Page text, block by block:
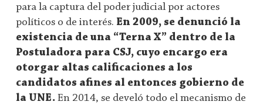
para la captura del poder judicial por actores
políticos o de interés. En 2009, se denunció la
existencia de una “Terna X” dentro de la
Postuladora para CSJ, cuyo encargo era
otorgar altas calificaciones a los
candidatos afines al entonces gobierno de
la UNE. En 2014, se develó todo el mecanismo de